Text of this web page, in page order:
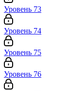
Уровень 73
Уровень 74
Уровень 75
Уровень 76